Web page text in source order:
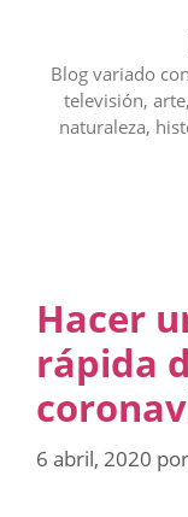
contenidoBlog variado
televisión,
naturaleza,
Hacer
rápida
6 abril, 2020 por